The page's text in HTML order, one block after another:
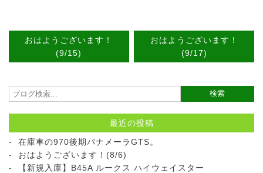
おはようございます！
(9/15)
おはようございます！
(9/17)
最近の投稿
在庫車の970後期パナメーラGTS。
おはようございます！(8/6)
【新規入庫】B45A ルークス ハイウェイスター